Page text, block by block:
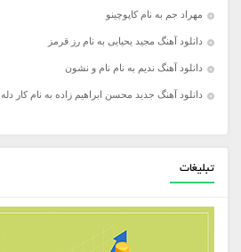
مهراد جم به نام کاپوچینو
دانلود آهنگ مجید یحیایی به نام رز قرمز
دانلود آهنگ ندیم به نام نام و نشون
دانلود آهنگ جدید محسن ابراهیم زاده به نام کار دله
تبلیغات